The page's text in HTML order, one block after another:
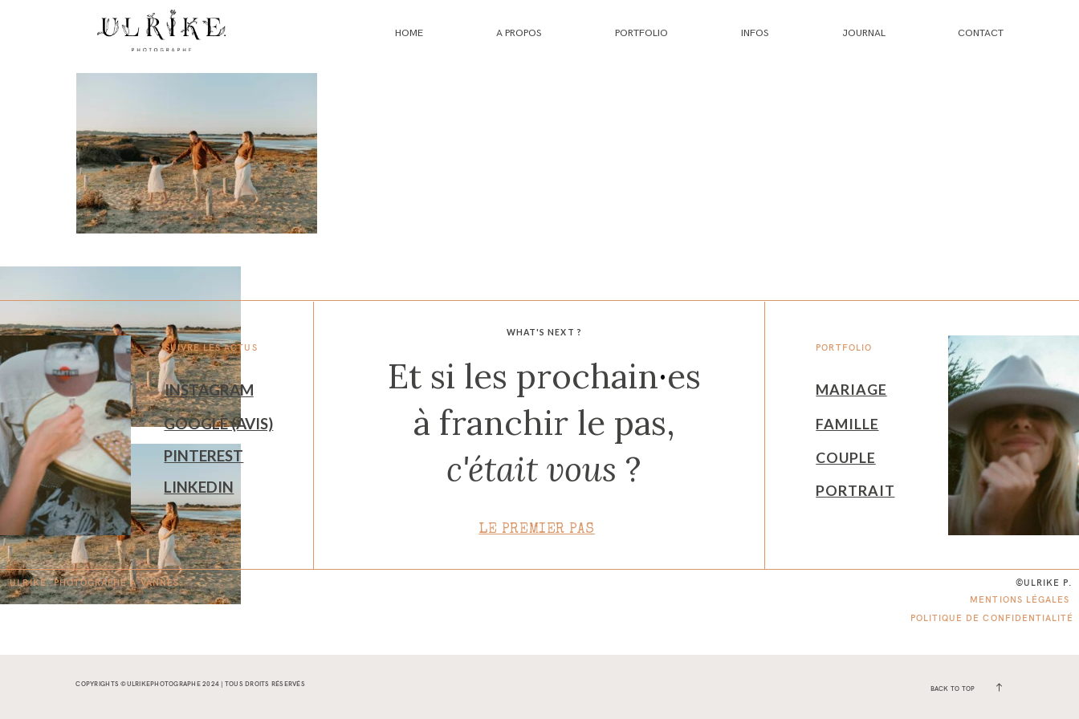
HOME A PROPOS PORTFOLIO INFOS JOURNAL CONTACT
WHAT'S NEXT ?
PORTFOLIO
SUIVRE LES ACTUS
Et si les prochain·es
à franchir le pas,
c'était vous ?
MARIAGE
INSTAGRAM
GOOGLE (AVIS)
FAMILLE
PINTEREST COUPLE
LINKEDIN PORTRAIT
LE PREMIER PAS
©ULRIKE P.
ULRIKE. PHOTOGRAPHE ÀVANNES.
MENTIONS LÉGALES
POLITIQUE DE CONFIDENTIALITÉ
COPYRIGHTS ©ULRIKEPHOTOGRAPHE 2024 | TOUS DROITS RÉSERVÉS
BACK TO TOP